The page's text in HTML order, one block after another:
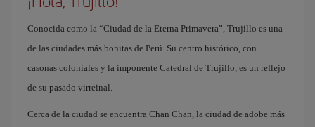
Conocida como la “Ciudad de la Eterna Primavera”, Trujillo es una
de las ciudades más bonitas de Perú. Su centro histórico, con
casonas coloniales y la imponente Catedral de Trujillo, es un reflejo
de su pasado virreinal.
Cerca de la ciudad se encuentra Chan Chan, la ciudad de adobe más